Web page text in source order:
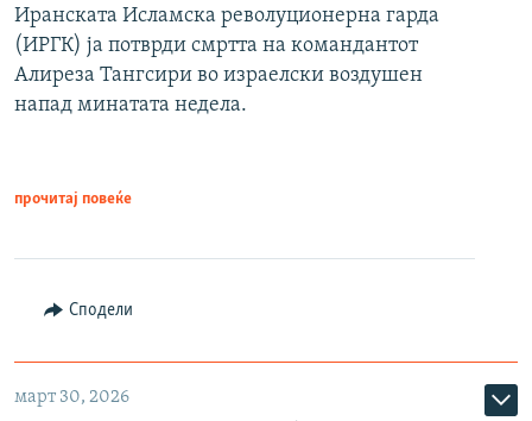
Иранската Исламска револуционерна гарда
(ИРГК) ја потврди смртта на командантот
Алиреза Тангсири во израелски воздушен
напад минатата недела.
прочитај повеќе
Сподели
март 30, 2026